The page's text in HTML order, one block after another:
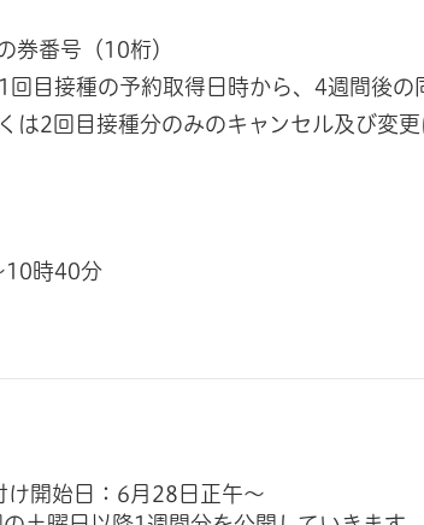
券番号（10桁）
目接種の予約取得日時から、4週間後の
は2回目接種分のみのキャンセル及び変
10時40分
開始日：6月28日正午～